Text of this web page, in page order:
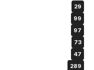
29
99
97
73
47
289